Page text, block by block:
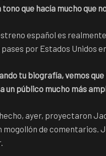
tono que hacía mucho que
español es
pases por Estados Unidos
tu biografía, vemos
un público mucho más
ayer, proyectaron
mogollón de comentarios.